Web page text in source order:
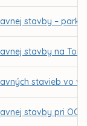
stavby –
stavby na
stavieb vo
stavby pri OC